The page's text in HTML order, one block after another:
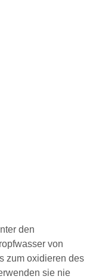
den
von
zum oxidieren des
sie nie